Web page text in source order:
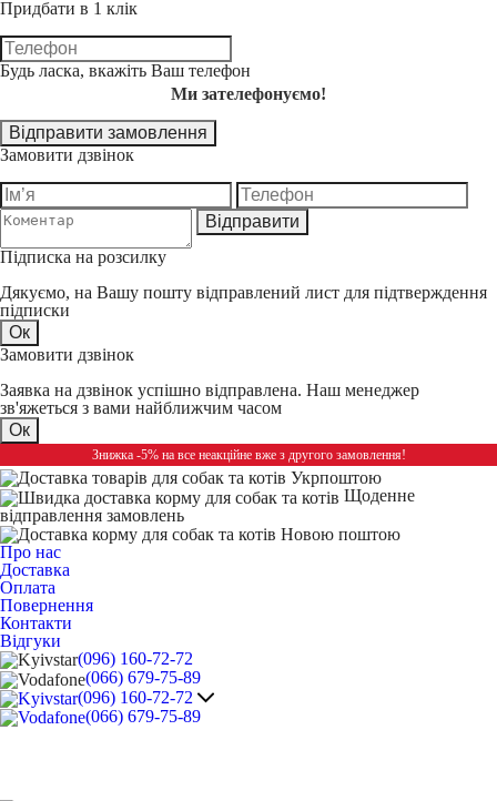
Придбати в 1 клік
Будь ласка, вкажіть Ваш телефон
Ми зателефонуємо!
Відправити замовлення
Замовити дзвінок
Відправити
Підписка на розсилку
Дякуємо, на Вашу пошту відправлений лист для підтверждення
підписки
Ок
Замовити дзвінок
Заявка на дзвінок успішно відправлена. Наш менеджер
зв'яжеться з вами найближчим часом
Ок
Знижка -5% на все неакційне вже з другого замовлення!
Щоденне
відправлення замовлень
Про нас
Доставка
Оплата
Повернення
Контакти
Відгуки
(096) 160-72-72
(066) 679-75-89
(096) 160-72-72
(066) 679-75-89